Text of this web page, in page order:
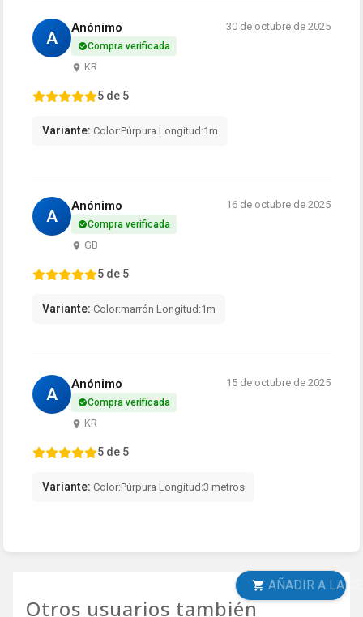
A
Anónimo
Compra verificada
KR
30 de octubre de 2025
5 de 5
Variante: Color:Púrpura Longitud:1m
A
Anónimo
Compra verificada
GB
16 de octubre de 2025
5 de 5
Variante: Color:marrón Longitud:1m
A
Anónimo
Compra verificada
KR
15 de octubre de 2025
5 de 5
Variante: Color:Púrpura Longitud:3 metros
Otros usuarios también
AÑADIR A LA CESTA